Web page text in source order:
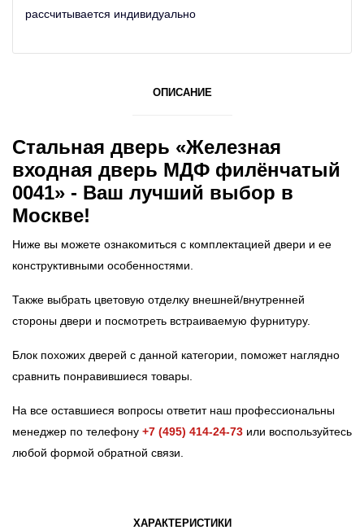
рассчитывается индивидуально
ОПИСАНИЕ
Стальная дверь «Железная
входная дверь МДФ филёнчатый
0041» - Ваш лучший выбор в
Москве!
Ниже вы можете ознакомиться с комплектацией двери и ее
конструктивными особенностями.
Также выбрать цветовую отделку внешней/внутренней
стороны двери и посмотреть встраиваемую фурнитуру.
Блок похожих дверей с данной категории, поможет наглядно
сравнить понравившиеся товары.
На все оставшиеся вопросы ответит наш профессиональны
менеджер по телефону +7 (495) 414-24-73 или воспользуйтесь
любой формой обратной связи.
ХАРАКТЕРИСТИКИ